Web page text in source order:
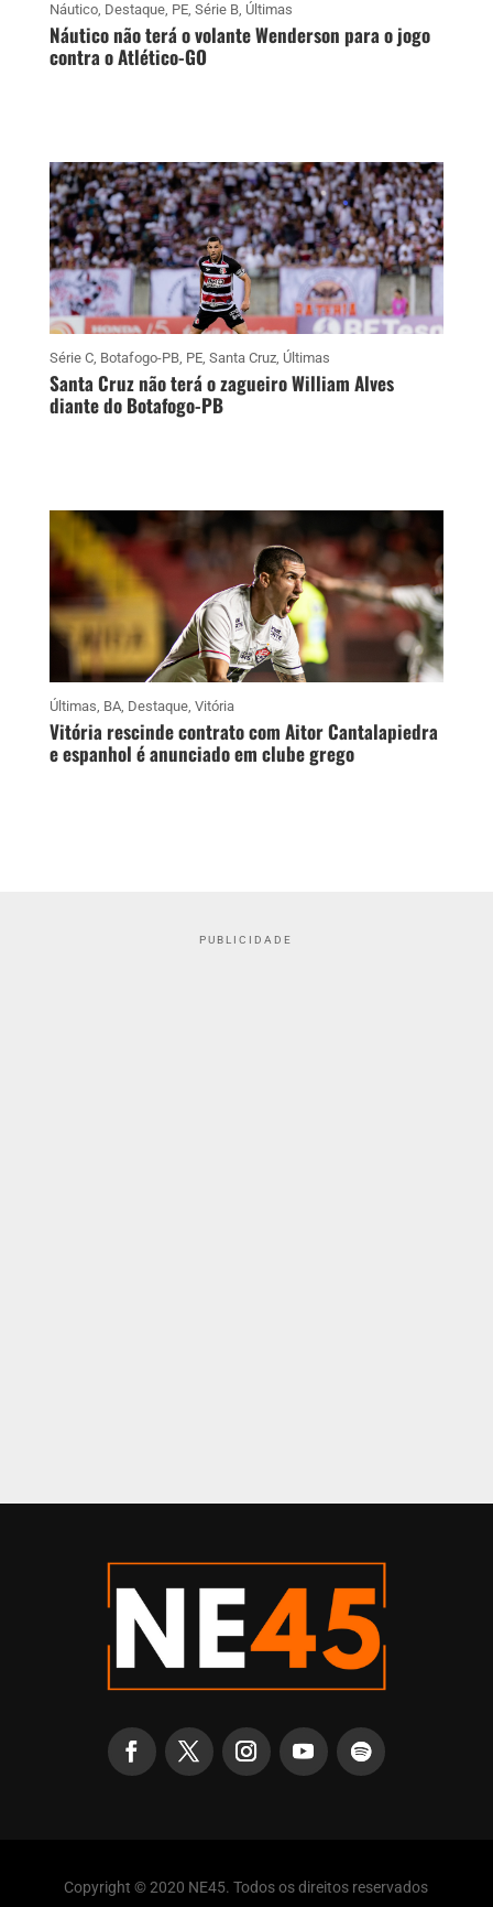
Náutico, Destaque, PE, Série B, Últimas
Náutico não terá o volante Wenderson para o jogo
contra o Atlético-GO
Série C, Botafogo-PB, PE, Santa Cruz, Últimas
Santa Cruz não terá o zagueiro William Alves
diante do Botafogo-PB
Últimas, BA, Destaque, Vitória
Vitória rescinde contrato com Aitor Cantalapiedra
e espanhol é anunciado em clube grego
PUBLICIDADE
Copyright © 2020 NE45. Todos os direitos reservados